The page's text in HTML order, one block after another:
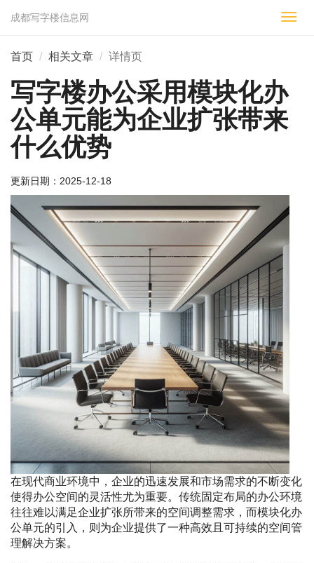
切
成都写字楼信息网
首页 相关文章 详情页
写字楼办公采用模块化办
公单元能为企业扩张带来
什么优势
更新日期： 2025-12-18
在现代商业环境中，企业的迅速发展和市场需求的不断变化
使得办公空间的灵活性尤为重要。传统固定布局的办公环境
往往难以满足企业扩张所带来的空间调整需求，而模块化办
公单元的引入，则为企业提供了一种高效且可持续的空间管
理解决方案。